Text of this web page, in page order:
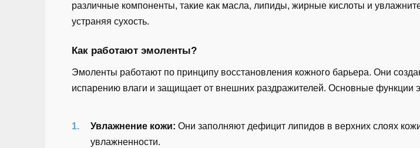
различные компоненты, такие как масла, липиды, жирные кислоты и
устраняя сухость.
Как работают эмоленты?
Эмоленты работают по принципу восстановления кожного барьера. Они
испарению влаги и защищает от внешних раздражителей. Основные функции
Увлажнение кожи: Они заполняют дефицит липидов в верхних слоях
увлажненности.